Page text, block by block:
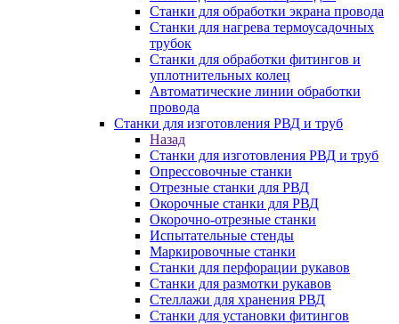
Станки для обработки экрана провода
Станки для нагрева термоусадочных
трубок
Станки для обработки фитингов и
уплотнительных колец
Автоматические линии обработки
провода
Станки для изготовления РВД и труб
Назад
Станки для изготовления РВД и труб
Опрессовочные станки
Отрезные станки для РВД
Окорочные станки для РВД
Окорочно-отрезные станки
Испытательные стенды
Маркировочные станки
Станки для перфорации рукавов
Станки для размотки рукавов
Стеллажи для хранения РВД
Станки для установки фитингов